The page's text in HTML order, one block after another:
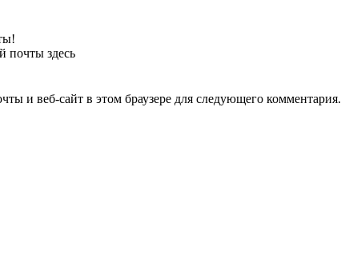
почты здесь
и веб-сайт в этом браузере для следующего комментария.